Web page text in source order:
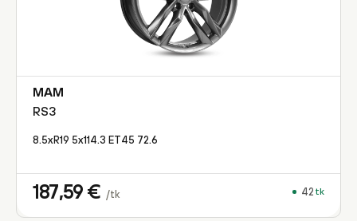
MAM
RS3
8.5xR19 5x114.3 ET45 72.6
187,59 € /tk 42 tk